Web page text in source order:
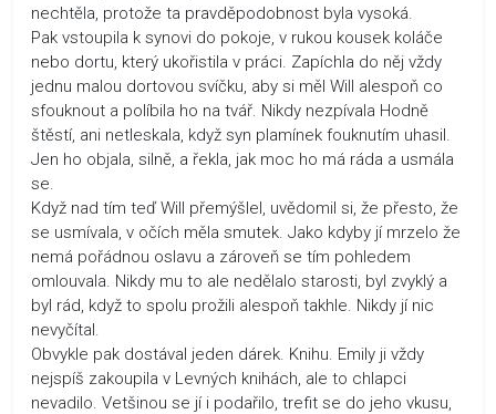
nechtěla, protože ta pravděpodobnost byla vysoká.
Pak vstoupila k synovi do pokoje, v rukou kousek koláče
nebo dortu, který ukořistila v práci. Zapíchla do něj vždy
jednu malou dortovou svíčku, aby si měl Will alespoň co
sfouknout a políbila ho na tvář. Nikdy nezpívala Hodně
štěstí, ani netleskala, když syn plamínek fouknutím uhasil.
Jen ho objala, silně, a řekla, jak moc ho má ráda a usmála
se.
Když nad tím teď Will přemýšlel, uvědomil si, že přesto, že
se usmívala, v očích měla smutek. Jako kdyby jí mrzelo že
nemá pořádnou oslavu a zároveň se tím pohledem
omlouvala. Nikdy mu to ale nedělalo starosti, byl zvyklý a
byl rád, když to spolu prožili alespoň takhle. Nikdy jí nic
nevyčítal.
Obvykle pak dostával jeden dárek. Knihu. Emily ji vždy
nejspíš zakoupila v Levných knihách, ale to chlapci
nevadilo. Vetšinou se jí i podařilo, trefit se do jeho vkusu,